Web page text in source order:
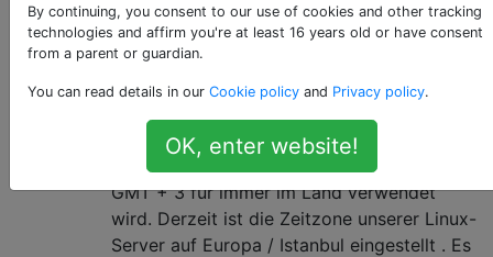
2
Deaktivieren Sie Änderungen der
Sommerzeit (DST) unter Linux
Vor einigen Wochen wurde bekannt
Energie und natürliche Ressourcen), dass
die Sommerzeit dauerhaft sein wird und
GMT + 3 für immer im Land verwendet
wird. Derzeit ist die Zeitzone unserer Linux-
Server auf Europa / Istanbul eingestellt . Es
By continuing, you consent to our use of cookies and other tracking
technologies and affirm you're at least 16 years old or have consent
from a parent or guardian.
You can read details in our Cookie policy and Privacy policy.
OK, enter website!